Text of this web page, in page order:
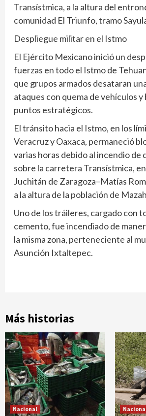
Transístmica, a la altura del
comunidad El Triunfo, tramo
Despliegue militar en el Istmo
El Ejército Mexicano inició un
fuerzas en todo el Istmo de
que grupos armados desataran
ataques con quema de vehículos y
puntos estratégicos.
El tránsito hacia el Istmo, en los
Veracruz y Oaxaca, permaneció
varias horas debido al incendio de
sobre la carretera Transístmica,
Juchitán de Zaragoza–Matías
a la altura de la población de
Uno de los tráileres, cargado con
cemento, fue incendiado de
la misma zona, perteneciente al
Asunción Ixtaltepec.
Más historias
Nacional